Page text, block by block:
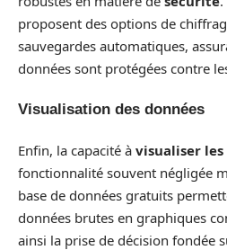
proposent des options de
sauvegardes automatiques,
données sont protégées contre
Visualisation des données
Enfin, la capacité à visualiser les
fonctionnalité souvent négligée
base de données gratuits
données brutes en graphiques
ainsi la prise de décision fondée